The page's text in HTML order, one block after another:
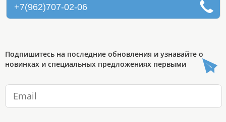
+7(962)707-02-06
Подпишитесь на последние обновления и узнавайте о
новинках и специальных предложениях первыми